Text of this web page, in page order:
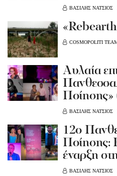
ΒΑΣΙΛΗΣ ΝΑΤΣΙΟΣ
COSMOPOLITI
Αυλαία
Ποίησης»
ΒΑΣΙΛΗΣ ΝΑΤΣΙΟΣ
12ο
Ποίησης:
έναρξη
ΒΑΣΙΛΗΣ ΝΑΤΣΙΟΣ